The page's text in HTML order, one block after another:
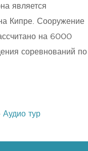
является
Кипре. Сооружение
на 6000
соревнований по
Аудио тур